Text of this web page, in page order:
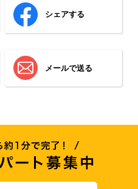
シェアする
メールで送る